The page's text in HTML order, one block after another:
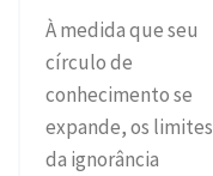
À medida que seu
círculo de
conhecimento se
expande, os limites
da ignorância